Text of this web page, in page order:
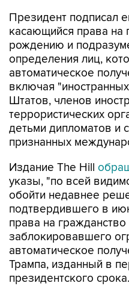
Президент подписал
касающийся права на
рождению и
определения лиц,
автоматическое
включая
Штатов, членов
террористических
детьми дипломатов и
признанных
Издание The Hill
указы, "по всей
обойти недавнее
подтвердившего в
права на
заблокировавшего
автоматическое
Трампа, изданный в
президентского срока.